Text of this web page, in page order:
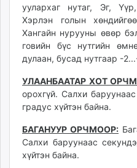
shudarga.mn
shuurhai.mn
unuudur.mn
isee.mn
fact.mn
itoim.mn
tumen.mn
shuum.mn
times.mn
tvmongolia.mn
уулархаг нутаг, Эг,
Хэрлэн голын
Хангайн нурууны өвөр
говийн бүс нутгийн
дулаан, бусад нутгаар -
УЛААНБААТАР ХОТ
орохгүй. Салхи
градус хүйтэн байна.
БАГАНУУР ОРЧМООР:
Салхи баруунаас
хүйтэн байна.